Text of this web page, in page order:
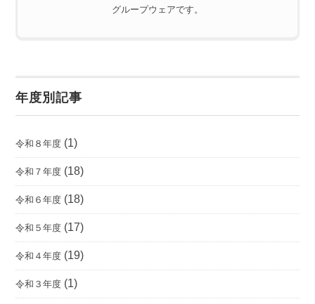
グループウェアです。
年度別記事
令和８年度 (1)
令和７年度 (18)
令和６年度 (18)
令和５年度 (17)
令和４年度 (19)
令和３年度 (1)